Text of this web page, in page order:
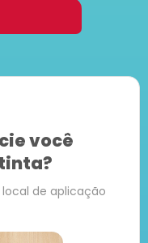
você
de aplicação